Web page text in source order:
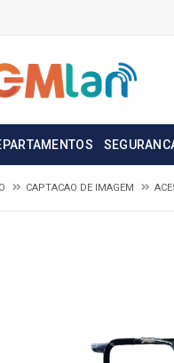
CAPTACAO DE IMAGEM